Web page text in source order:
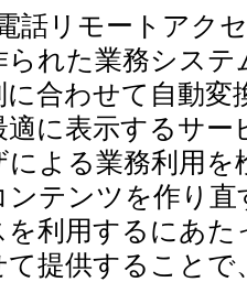
話リモートアク
られた業務シス
に合わせて自動変
適に表示するサ
による業務利用
ンテンツを作り
を利用するにあ
て提供すること